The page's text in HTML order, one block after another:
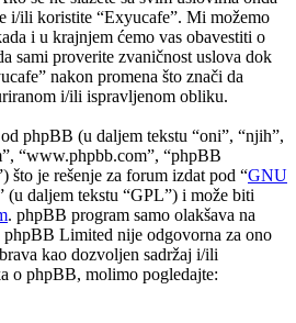
i/ili koristite “Exyucafe”. Mi možemo
i u krajnjem ćemo vas obavestiti o
sami proverite zvaničnost uslova dok
nakon promena što znači da
i/ili ispravljenom obliku.
phpBB (u daljem tekstu “oni”, “njih”,
“www.phpbb.com”, “phpBB
je rešenje za forum izdat pod “GNU
(u daljem tekstu “GPL”) i može biti
. phpBB program samo olakšava na
phpBB Limited nije odgovorna za ono
kao dozvoljen sadržaj i/ili
o phpBB, molimo pogledajte: